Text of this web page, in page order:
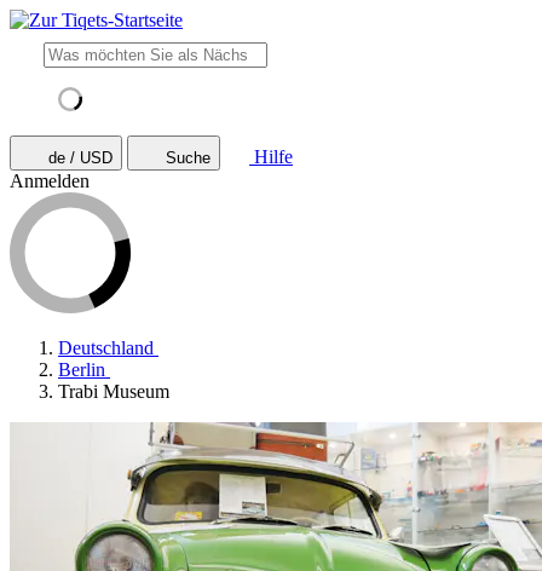
de / USD Suche
Hilfe
Anmelden
Deutschland
Berlin
Trabi Museum